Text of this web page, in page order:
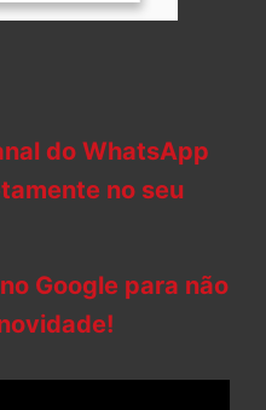
do WhatsApp
no seu
Google para não